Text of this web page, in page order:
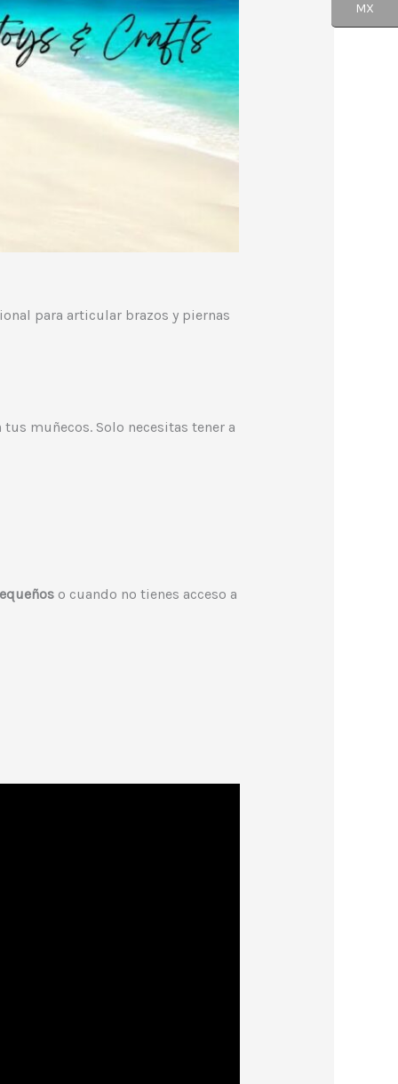
para articular brazos y piernas
muñecos. Solo necesitas tener a
o cuando no tienes acceso a
MX